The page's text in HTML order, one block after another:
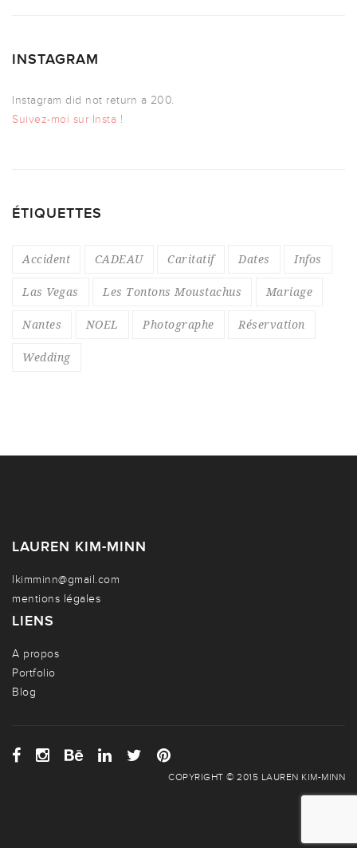
INSTAGRAM
Instagram did not return a 200.
Suivez-moi sur Insta !
ÉTIQUETTES
Accident CADEAU Caritatif Dates Infos
Las Vegas Les Tontons Moustachus Mariage
Nantes NOEL Photographe Réservation
Wedding
LAUREN KIM-MINN
lkimminn@gmail.com
mentions légales
LIENS
A propos
Portfolio
Blog
COPYRIGHT © 2015 LAUREN KIM-MINN